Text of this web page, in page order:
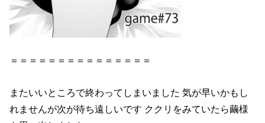
＝＝＝＝＝＝＝＝＝＝＝＝＝＝＝
またいいところで終わってしまいました 気が早いかもし
れませんが次が待ち遠しいです ククリをみていたら繭様